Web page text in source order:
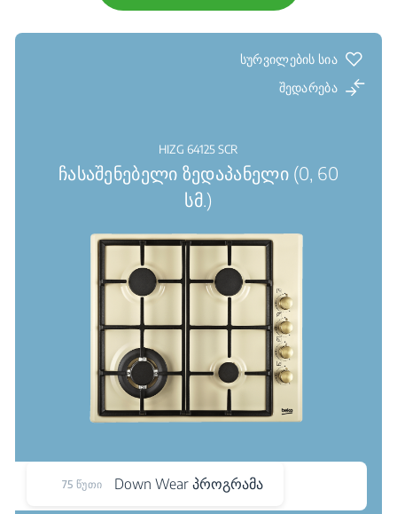
სურვილების სია
შედარება
HIZG 64125 SCR
ჩასაშენებელი ზედაპანელი (0, 60
სმ.)
75 წუთი Down Wear პროგრამა